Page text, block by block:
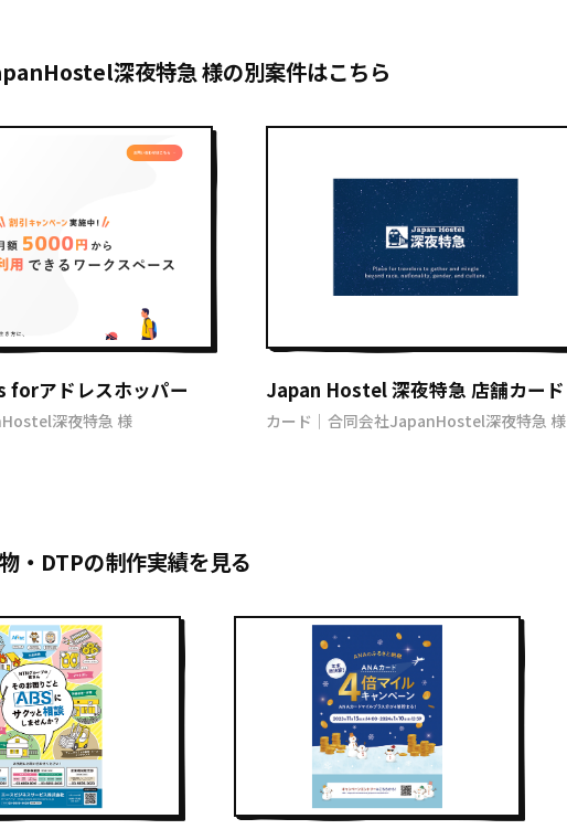
深夜特急 様の別案件はこちら
forアドレスホッパー
深夜特急 様
Japan Hostel 深夜特急 店舗カード
カード｜合同会社JapanHostel深夜特急 様
・DTPの制作実績を見る